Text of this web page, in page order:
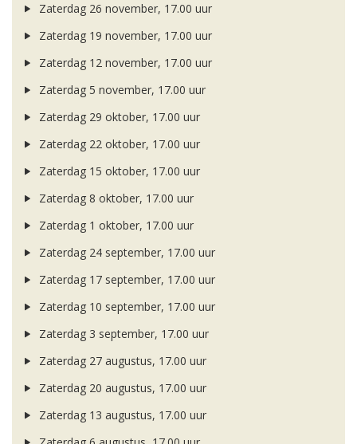
Zaterdag 26 november, 17.00 uur
Zaterdag 19 november, 17.00 uur
Zaterdag 12 november, 17.00 uur
Zaterdag 5 november, 17.00 uur
Zaterdag 29 oktober, 17.00 uur
Zaterdag 22 oktober, 17.00 uur
Zaterdag 15 oktober, 17.00 uur
Zaterdag 8 oktober, 17.00 uur
Zaterdag 1 oktober, 17.00 uur
Zaterdag 24 september, 17.00 uur
Zaterdag 17 september, 17.00 uur
Zaterdag 10 september, 17.00 uur
Zaterdag 3 september, 17.00 uur
Zaterdag 27 augustus, 17.00 uur
Zaterdag 20 augustus, 17.00 uur
Zaterdag 13 augustus, 17.00 uur